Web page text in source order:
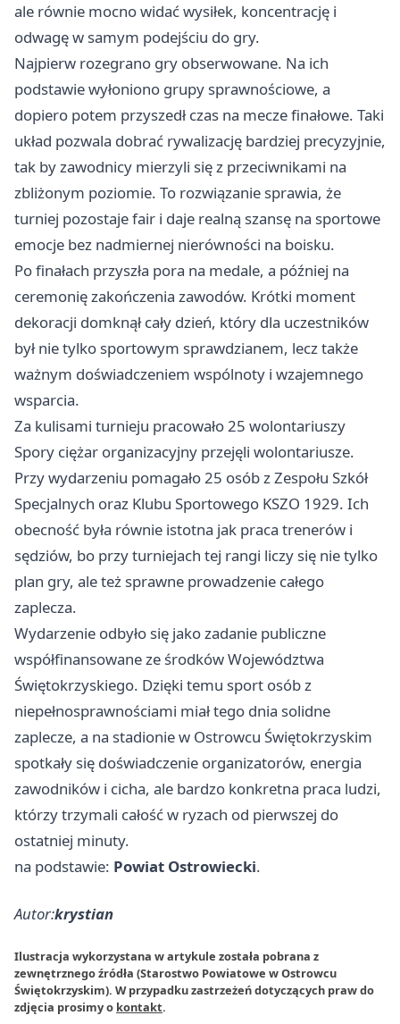
ale równie mocno widać wysiłek, koncentrację i
odwagę w samym podejściu do gry.
Najpierw rozegrano gry obserwowane. Na ich
podstawie wyłoniono grupy sprawnościowe, a
dopiero potem przyszedł czas na mecze finałowe. Taki
układ pozwala dobrać rywalizację bardziej precyzyjnie,
tak by zawodnicy mierzyli się z przeciwnikami na
zbliżonym poziomie. To rozwiązanie sprawia, że
turniej pozostaje fair i daje realną szansę na sportowe
emocje bez nadmiernej nierówności na boisku.
Po finałach przyszła pora na medale, a później na
ceremonię zakończenia zawodów. Krótki moment
dekoracji domknął cały dzień, który dla uczestników
był nie tylko sportowym sprawdzianem, lecz także
ważnym doświadczeniem wspólnoty i wzajemnego
wsparcia.
Za kulisami turnieju pracowało 25 wolontariuszy
Spory ciężar organizacyjny przejęli wolontariusze.
Przy wydarzeniu pomagało 25 osób z Zespołu Szkół
Specjalnych oraz Klubu Sportowego KSZO 1929. Ich
obecność była równie istotna jak praca trenerów i
sędziów, bo przy turniejach tej rangi liczy się nie tylko
plan gry, ale też sprawne prowadzenie całego
zaplecza.
Wydarzenie odbyło się jako zadanie publiczne
współfinansowane ze środków Województwa
Świętokrzyskiego. Dzięki temu sport osób z
niepełnosprawnościami miał tego dnia solidne
zaplecze, a na stadionie w Ostrowcu Świętokrzyskim
spotkały się doświadczenie organizatorów, energia
zawodników i cicha, ale bardzo konkretna praca ludzi,
którzy trzymali całość w ryzach od pierwszej do
ostatniej minuty.
na podstawie: Powiat Ostrowiecki.
Autor:krystian
Ilustracja wykorzystana w artykule została pobrana z
zewnętrznego źródła (Starostwo Powiatowe w Ostrowcu
Świętokrzyskim). W przypadku zastrzeżeń dotyczących praw do
zdjęcia prosimy o kontakt.